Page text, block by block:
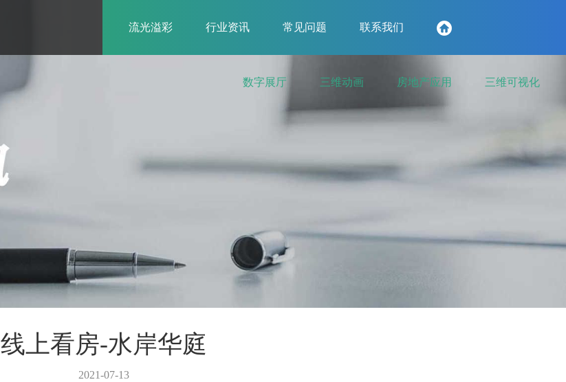
流光溢彩 行业资讯 常见问题 联系我们
数字展厅 三维动画 房地产应用 三维可视化
线上看房-水岸华庭
2021-07-13